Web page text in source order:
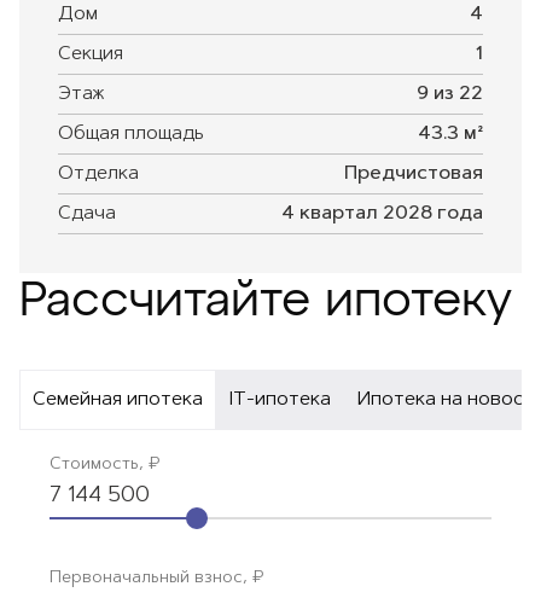
Дом 4
Секция 1
Этаж 9 из 22
Общая площадь 43.3 м²
Отделка Предчистовая
Сдача 4 квартал 2028 года
Рассчитайте ипотеку
Семейная ипотека IT-ипотека Ипотека на
Стоимость, ₽
7 144 500
Первоначальный взнос, ₽